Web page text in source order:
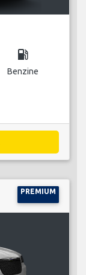
local_gas_station
Benzine
PREMIUM